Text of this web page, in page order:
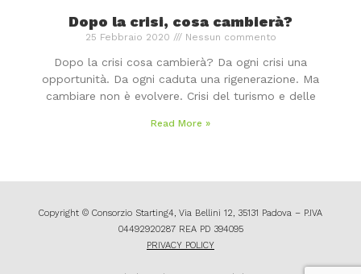
Dopo la crisi, cosa cambierà?
25 Febbraio 2020 Nessun commento
Dopo la crisi cosa cambierà? Da ogni crisi una
opportunità. Da ogni caduta una rigenerazione. Ma
cambiare non è evolvere. Crisi del turismo e delle
Read More »
Copyright © Consorzio Starting4, Via Bellini 12, 35131 Padova – P.IVA
04492920287 REA PD 394095
PRIVACY POLICY